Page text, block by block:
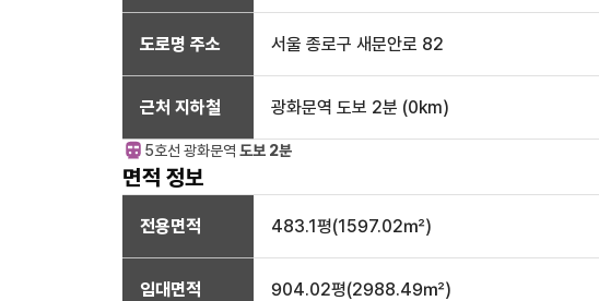
도로명 주소 서울 종로구 새문안로 82
근처 지하철 광화문역 도보 2분 (0km)
5호선 광화문역 도보 2분
면적 정보
전용면적 483.1평(1597.02㎡)
임대면적 904.02평(2988.49㎡)